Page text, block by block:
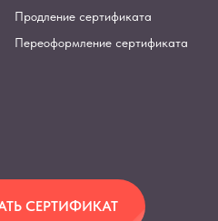
Продление сертификата
Переоформление сертификата
СЕРТИФИКАТ